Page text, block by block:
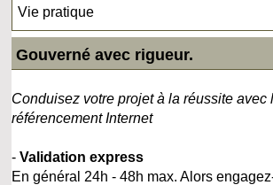
Vie pratique
Gouverné avec rigueur.
Conduisez votre projet à la réussite avec
référencement Internet
-Validation express
En général 24h - 48h max. Alors